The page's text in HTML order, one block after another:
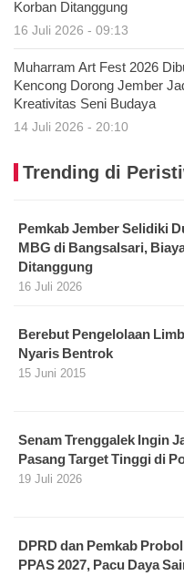
Korban Ditanggung
16 Juli 2026 - 09:13
Muharram Art Fest 2026
Kencong Dorong Jember
Kreativitas Seni Budaya
14 Juli 2026 - 20:10
Trending di
Pemkab Jember Selidiki
MBG di Bangsalsari,
Ditanggung
16 Juli 2026
Berebut Pengelolaan
Nyaris Bentrok
15 Juni 2015
Senam Trenggalek Ingin
Pasang Target Tinggi di
19 Juli 2026
DPRD dan Pemkab
PPAS 2027, Pacu Daya